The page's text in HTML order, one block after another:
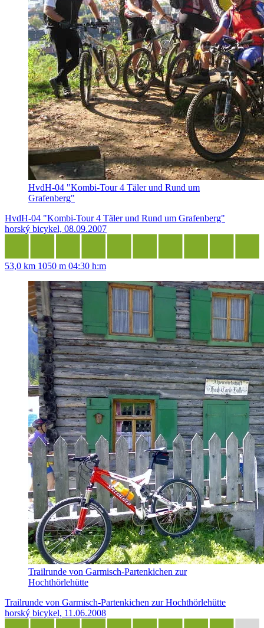
HvdH-04 "Kombi-Tour 4 Täler und Rund um
Grafenberg"
HvdH-04 "Kombi-Tour 4 Täler und Rund um Grafenberg"
horský bicykel, 08.09.2007
53,0 km 1050 m 04:30 h:m
Trailrunde von Garmisch-Partenkichen zur
Hochthörlehütte
Trailrunde von Garmisch-Partenkichen zur Hochthörlehütte
horský bicykel, 11.06.2008